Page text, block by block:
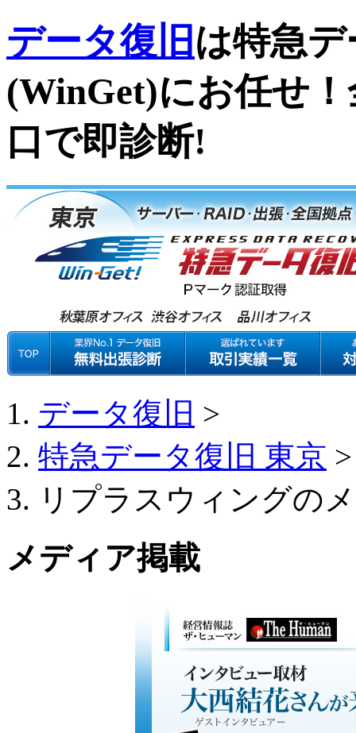
データ復旧 は特急
(WinGet)にお任せ
口で即診断!
データ復旧 >
特急データ復旧 東京 >
リプラスウィングの
メディア掲載